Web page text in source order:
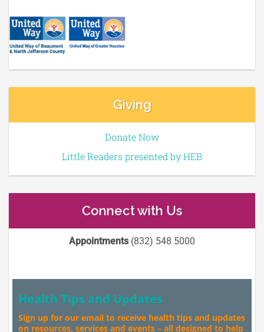
Giving
Donate Now
Little Readers presented by HEB
Connect with Us
Appointments(832) 548 5000
Health Tips and Updates
Sign up for our email to receive health tips and updates
on resources, services and events – all designed to help